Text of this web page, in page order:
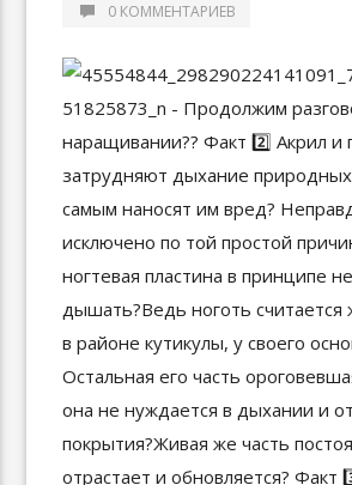
0 КОММЕНТАРИЕВ